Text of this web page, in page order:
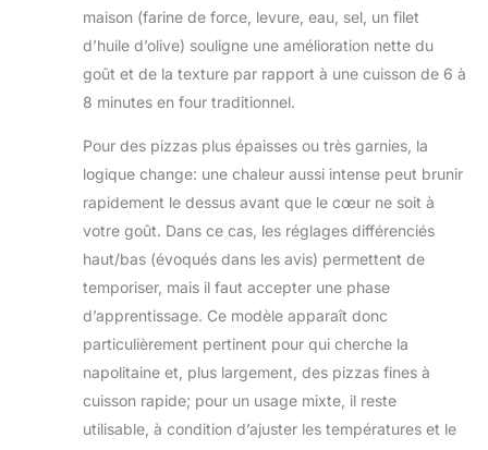
chaleur du dessus de 80–450℃, la
chaleur du dessous de 80–400℃ et
le minuteur de 1 à 60 minutes pour
des résultats de cuisson optimaux.
préprogrammés + fonction DIY】
Choisissez parmi 5 types de pizzas
préprogrammées, y compris :
Neapolitan, Thin Crust, Plate Pizza,
New York, Frozen. Chaque
préréglage dispose de la
température et du temps de
cuisson parfaits pour des résultats
délicieux. Alternativement, utilisez la
fonction DIY pour ajuster la
température et le temps de cuisson
à vos besoins. 【Design visuel -
Suivi du processus de cuisson】 Le
four à pizza ZACHVO dispose de
maison (farine de force, levure, eau, sel, un filet
d’huile d’olive) souligne une amélioration nette du
goût et de la texture par rapport à une cuisson de 6 à
8 minutes en four traditionnel.
Pour des pizzas plus épaisses ou très garnies, la
logique change: une chaleur aussi intense peut brunir
rapidement le dessus avant que le cœur ne soit à
votre goût. Dans ce cas, les réglages différenciés
haut/bas (évoqués dans les avis) permettent de
temporiser, mais il faut accepter une phase
d’apprentissage. Ce modèle apparaît donc
particulièrement pertinent pour qui cherche la
napolitaine et, plus largement, des pizzas fines à
cuisson rapide; pour un usage mixte, il reste
utilisable, à condition d’ajuster les températures et le